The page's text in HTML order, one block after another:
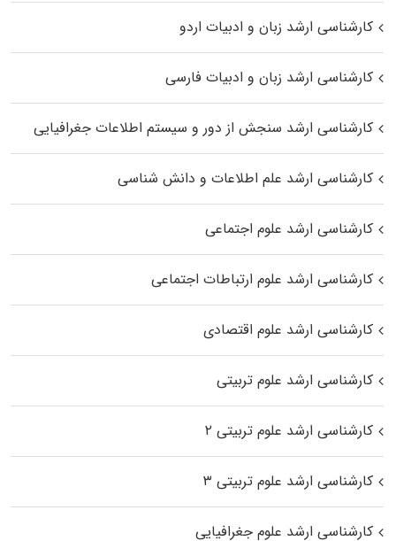
کارشناسی ارشد زبان و ادبیات اردو
کارشناسی ارشد زبان و ادبیات فارسی
کارشناسی ارشد سنجش از دور و سیستم اطلاعات جغرافیایی
کارشناسی ارشد علم اطلاعات و دانش شناسی
کارشناسی ارشد علوم اجتماعی
کارشناسی ارشد علوم ارتباطات اجتماعی
کارشناسی ارشد علوم اقتصادی
کارشناسی ارشد علوم تربیتی
کارشناسی ارشد علوم تربیتی ۲
کارشناسی ارشد علوم تربیتی ۳
کارشناسی ارشد علوم جغرافیایی